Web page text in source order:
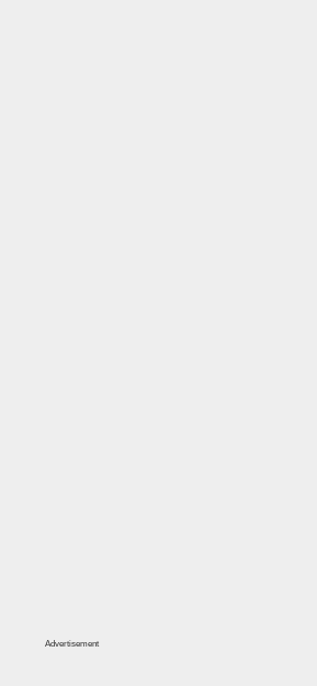
Advertisement